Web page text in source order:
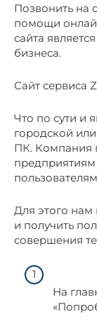
Позвонить на
помощи
сайта
бизнеса.
Сайт сервиса
Что по сути и
городской
ПК. Компания
Для этого нам
и получить
совершения
На